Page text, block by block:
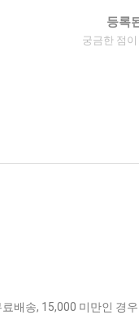
등록
궁금한 점
료배송, 15,000 미만인 경